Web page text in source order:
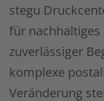
stegu
für
zuverlässiger
komplexe
Veränderung